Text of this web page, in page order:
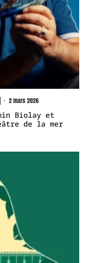
· 2 mars 2026
Biolay et
de la mer